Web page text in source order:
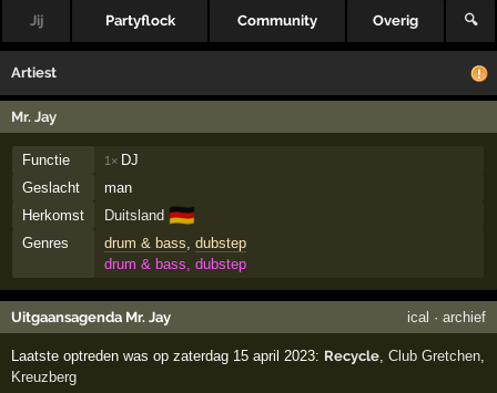
Jij Partyflock Community Overig 🔍
Artiest
Mr. Jay
Functie 1× DJ
Geslacht
man
Herkomst
Duitsland 🇩🇪
Genres drum & bass dubstep
drum & bass, dubstep
Uitgaansagenda Mr. Jay ical · archief
Laatste optreden was op zaterdag 15 april 2023: Recycle ,Club Gretchen
Kreuzberg